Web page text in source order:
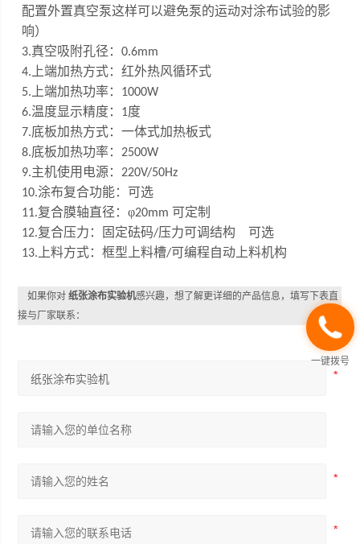
配置外置真空泵这样可以避免泵的运动对涂布试验的影
响）
3.真空吸附孔径：0.6mm
4. 上端加热方式：红外热风循环式
5. 上端加热功率： 1000W
6.温度显示精度： 1度
7.底板加热方式：一体式加热板式
8.底板加热功率： 2500W
9.主机使用电源： 220V/50Hz
10.涂布复合功能：可选
11.复合膜轴直径：φ20mm 可定制
12.复合压力：固定砝码/压力可调结构 可选
13. 上料方式：框型上料槽/可编程自动上料机构
如果你对纸张涂布实验机感兴趣，想了解更详细的产品信息，填写下表直
接与厂家联系：
一键拨号